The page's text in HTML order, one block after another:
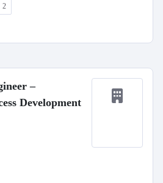
2
–
Development